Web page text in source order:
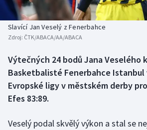
Basketbal
Biatlon
Boby a skeleton
Box
Historické návraty
Aplikace ČT sport
AZ kvíz
Slavící Jan Veselý z Fenerbahce
Zdroj: ČTK/ABACA/AA/ABACA
Výtečných 24 bodů Jana Veselého
Basketbalisté Fenerbahce
Evropské ligy v městském derby
Efes 83:89.
Veselý podal skvělý výkon a stal se